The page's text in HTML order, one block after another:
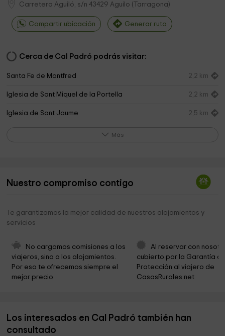
Carretera Aguiló, s/n 43429 Aguilo ( Tarragona)
Compartir ubicación Generar ruta
Cerca de Cal Padró podrás visitar:
Santa Fe de Montfred 2,2 km
Iglesia de Sant Miquel de la Portella 2,2 km
Iglesia de Sant Jaume 2,5 km
Iglesia de San Pere de les Roques
Monument a la Pagesia 3,5 km
Iglesia de Santa Magdalena
Portal del Vicari o de Santa Maria
Ayuntamiento De Llorac
Portal de Sanou o de Cervera 3,7 km
Conjunt Historic Artistic 3,7 km
Más
Nuestro compromiso contigo
Te garantizamos la mejor calidad de nuestros alojamientos y
servicios
No cargamos comisiones a los
viajeros, sino a los alojamientos.
Por eso te ofrecemos siempre el
mejor precio.
Al reservar con
cubierto por la Garantía
Protección al viajero de
CasasRurales.net
Los interesados en Cal Padró también han
consultado